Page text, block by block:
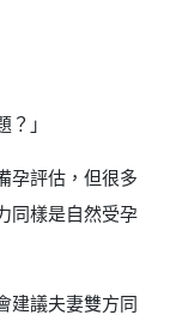
？」
孕評估，但很多
同樣是自然受孕
建議夫妻雙方同